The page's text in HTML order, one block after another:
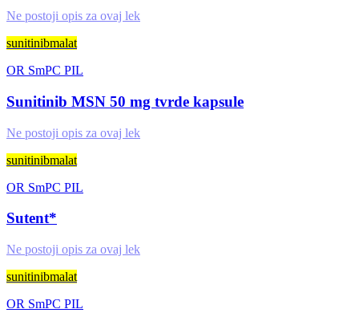
Ne postoji opis za ovaj lek
sunitinibmalat
OR SmPC PIL
Sunitinib MSN 50 mg tvrde kapsule
Ne postoji opis za ovaj lek
sunitinibmalat
OR SmPC PIL
Sutent*
Ne postoji opis za ovaj lek
sunitinibmalat
OR SmPC PIL